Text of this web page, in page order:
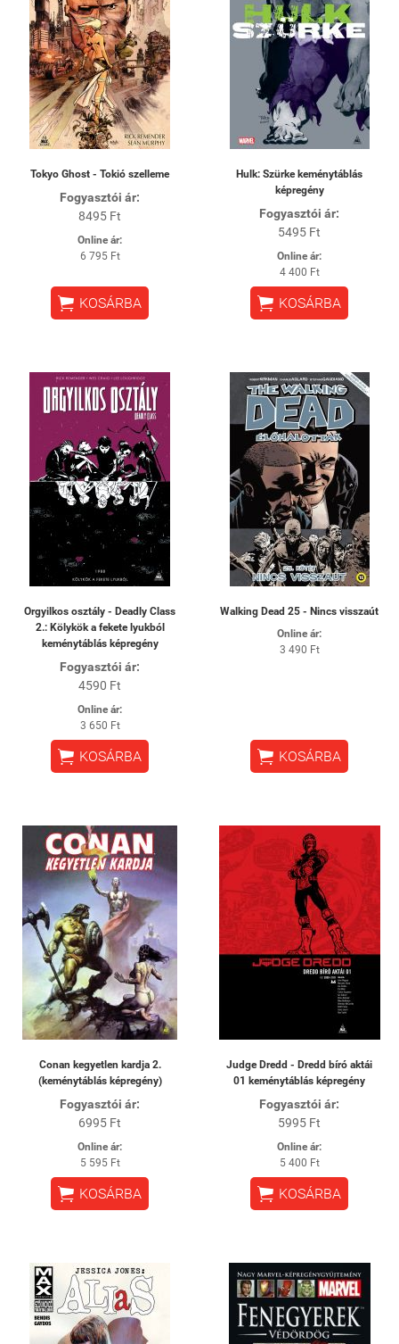
Tokyo Ghost - Tokió szelleme
Fogyasztói ár:
8495 Ft
Online ár:
6 795 Ft
 KOSÁRBA
Hulk: Szürke keménytáblás
képregény
Fogyasztói ár:
5495 Ft
Online ár:
4 400 Ft
 KOSÁRBA
Orgyilkos osztály - Deadly Class
2.: Kölykök a fekete lyukból
keménytáblás képregény
Fogyasztói ár:
4590 Ft
Online ár:
3 650 Ft
 KOSÁRBA
Walking Dead 25 - Nincs visszaút
Online ár:
3 490 Ft
 KOSÁRBA
Conan kegyetlen kardja 2.
(keménytáblás képregény)
Fogyasztói ár:
6995 Ft
Online ár:
5 595 Ft
 KOSÁRBA
Judge Dredd - Dredd bíró aktái
01 keménytáblás képregény
Fogyasztói ár:
5995 Ft
Online ár:
5 400 Ft
 KOSÁRBA